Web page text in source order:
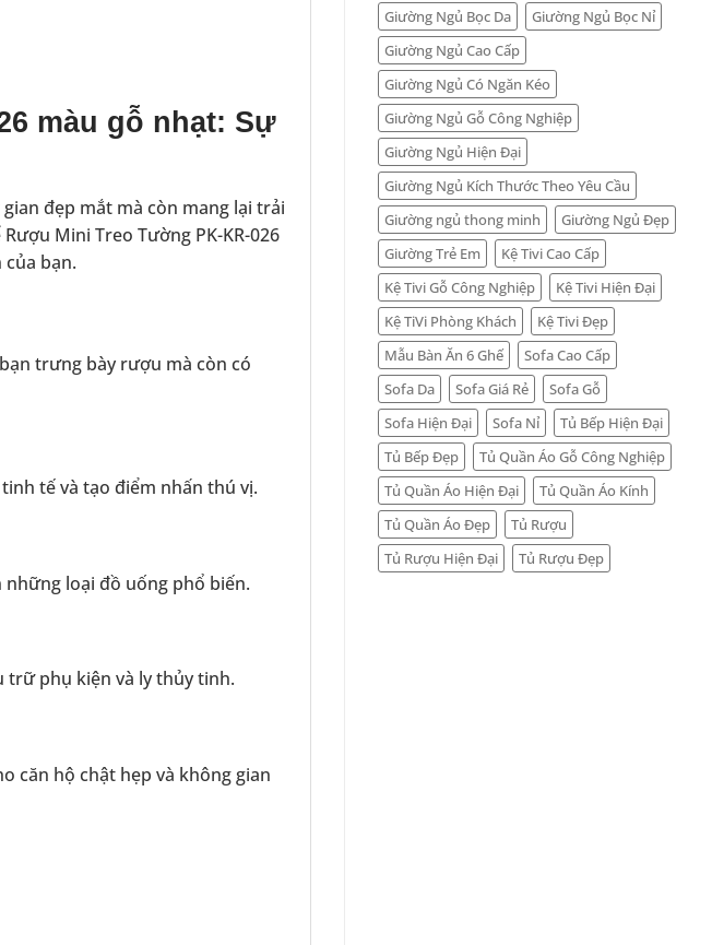
Giường Ngủ Bọc Da
Giường Ngủ Bọc Nỉ
Giường Ngủ Cao Cấp
Giường Ngủ Có Ngăn Kéo
Giường Ngủ Gỗ Công Nghiệp
Giường Ngủ Hiện Đại
Giường Ngủ Kích Thước Theo Yêu Cầu
Giường ngủ thong minh
Giường Ngủ Đẹp
Giường Trẻ Em
Kệ Tivi Cao Cấp
Kệ Tivi Gỗ Công Nghiệp
Kệ Tivi Hiện Đại
Kệ TiVi Phòng Khách
Kệ Tivi Đẹp
Mẫu Bàn Ăn 6 Ghế
Sofa Cao Cấp
Sofa Da
Sofa Giá Rẻ
Sofa Gỗ
Sofa Hiện Đại
Sofa Nỉ
Tủ Bếp Hiện Đại
Tủ Bếp Đẹp
Tủ Quần Áo Gỗ Công Nghiệp
Tủ Quần Áo Hiện Đại
Tủ Quần Áo Kính
Tủ Quần Áo Đẹp
Tủ Rượu
Tủ Rượu Hiện Đại
Tủ Rượu Đẹp
màu gỗ nhạt: Sự
đẹp mắt mà còn mang lại trải
Mini Treo Tường PK-KR-026
bạn.
trưng bày rượu mà còn có
tế và tạo điểm nhấn thú vị.
loại đồ uống phổ biến.
trữ phụ kiện và ly thủy tinh.
căn hộ chật hẹp và không gian